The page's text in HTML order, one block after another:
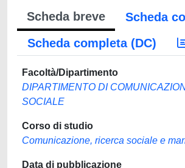
Scheda breve
Scheda
Scheda completa (DC)
Facoltà/Dipartimento
DIPARTIMENTO DI
SOCIALE
Corso di studio
Comunicazione, ricerca sociale e
Data di pubblicazione